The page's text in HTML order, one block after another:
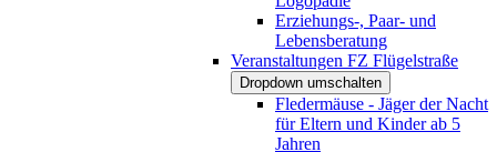
Erziehungs-, Paar- und
Lebensberatung
Veranstaltungen FZ Flügelstraße
Dropdown umschalten
Fledermäuse - Jäger der Nacht
für Eltern und Kinder ab 5
Jahren